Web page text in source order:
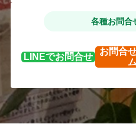
各種お問合
LINEでお問合せ
お問合
ム